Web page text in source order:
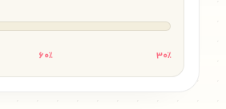
۳۰٪ ۶۰٪